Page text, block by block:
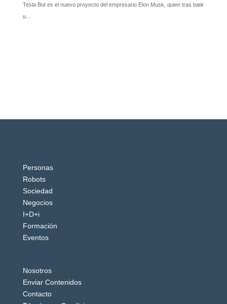
Personas
Robots
Sociedad
Negocios
I+D+i
Formación
Eventos
Nosotros
Enviar Contenidos
Contacto